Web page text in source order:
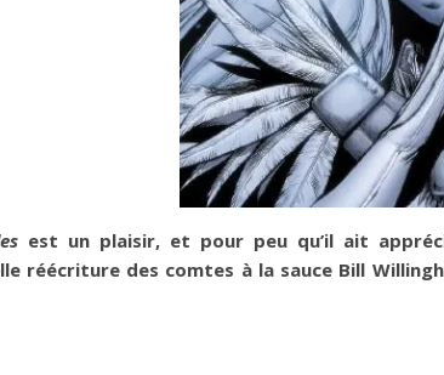
est un plaisir, et pour peu qu’il ait
réécriture des comtes à la sauce Bill